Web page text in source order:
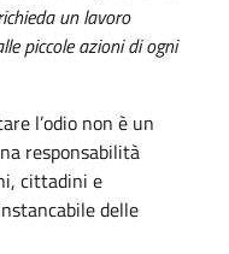
un lavoro
piccole azioni di ogni
l’odio non è un
responsabilità
cittadini e
delle